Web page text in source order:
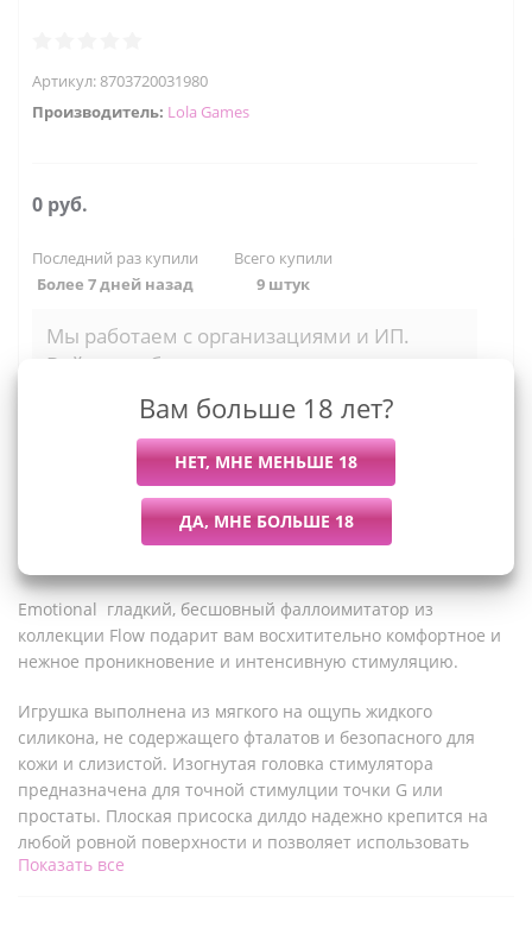
Артикул:8703720031980
Производитель: Lola Games
0 руб.
Последний раз купили
Более 7 дней назад
Всего купили
9 штук
Мы работаем с организациями и ИП.
Войти, чтобы увидеть оптовые цены
Описание
Emotional гладкий, бесшовный фаллоимитатор из
коллекции Flow подарит вам восхитительно комфортное и
нежное проникновение и интенсивную стимуляцию.
Игрушка выполнена из мягкого на ощупь жидкого
силикона, не содержащего фталатов и безопасного для
кожи и слизистой. Изогнутая головка стимулятора
предназначена для точной стимулции точки G или
простаты. Плоская присоска дилдо надежно крепится на
любой ровной поверхности и позволяет использовать
игрушку в качестве страпона, удобно фиксируясь в
Показать все
Вам больше 18 лет?